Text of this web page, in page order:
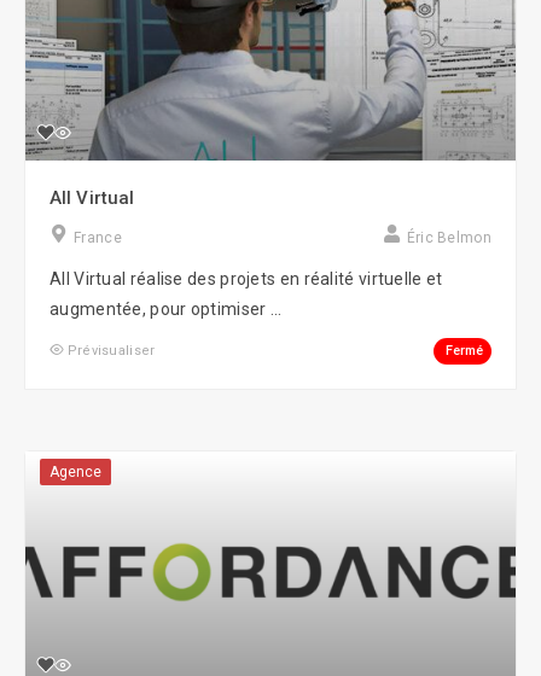
All Virtual
France Éric Belmon
All Virtual réalise des projets en réalité virtuelle et
augmentée, pour optimiser ...
Prévisualiser Fermé
Agence